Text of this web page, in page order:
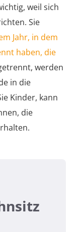
weil sich
Sie
Jahr, in dem
haben, die
werden
in die
Kinder, kann
die